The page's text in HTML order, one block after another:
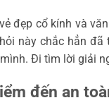
đẹp cổ kính và
này chắc hẳn
Đi tìm lời giải
đến an